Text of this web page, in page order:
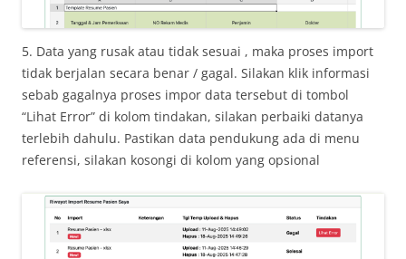
5. Data yang rusak atau tidak sesuai , maka proses import
tidak berjalan secara benar / gagal. Silakan klik informasi
sebab gagalnya proses impor data tersebut di tombol
“Lihat Error” di kolom tindakan, silakan perbaiki datanya
terlebih dahulu. Pastikan data pendukung ada di menu
referensi, silakan kosongi di kolom yang opsional